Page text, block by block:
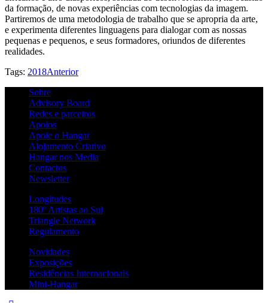
da formação, de novas experiências com tecnologias da imagem.
Partiremos de uma metodologia de trabalho que se apropria da arte,
e experimenta diferentes linguagens para dialogar com as nossas
pequenas e pequenos, e seus formadores, oriundos de diferentes
realidades.
Tags: 2018Anterior
Sobre
Advisory Board
Redes e parceiros
Apoios
Apoie o Hangar
Alojamento Criativo
Hangar nos Media
Contactos
Newsletter
Longitudes
180º Artistas ao Sul
Triangle Network
Regulamento
Novidades
Exposições
Residências Internacionais
Mini-Hangar